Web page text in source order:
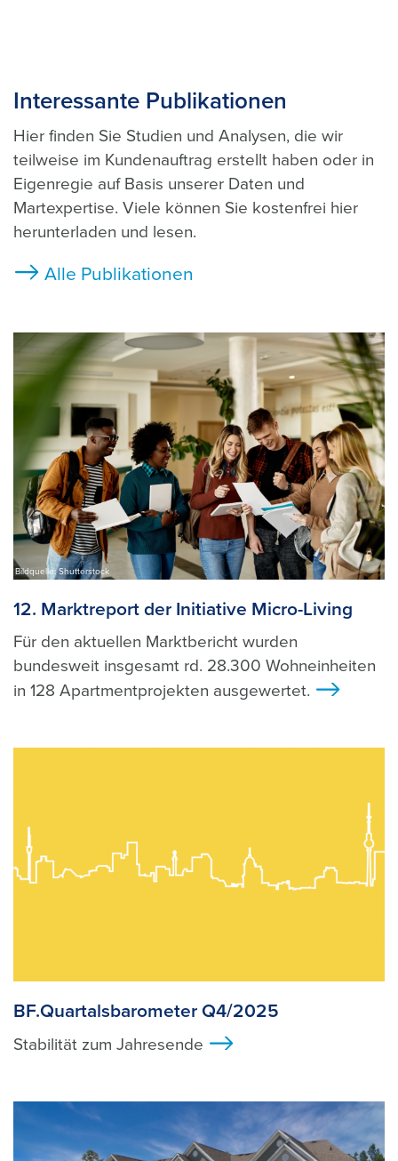
Interessante Publikationen
Hier finden Sie Studien und Analysen, die wir
teilweise im Kundenauftrag erstellt haben oder in
Eigenregie auf Basis unserer Daten und
Martexpertise. Viele können Sie kostenfrei hier
herunterladen und lesen.
Alle Publikationen
Bildquelle: Shutterstock
12. Marktreport der Initiative Micro-Living
Für den aktuellen Marktbericht wurden
bundesweit insgesamt rd. 28.300 Wohneinheiten
in 128 Apartmentprojekten ausgewertet.
BF.Quartalsbarometer Q4/2025
Stabilität zum Jahresende